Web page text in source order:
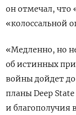
он отмечал, что
«колоссальной
«Медленно, но
об истинных
войны дойдет
планы Deep
и благополучия